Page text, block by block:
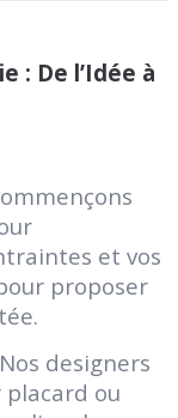
: De l’Idée à
et vos
proposer
Nos designers
ou